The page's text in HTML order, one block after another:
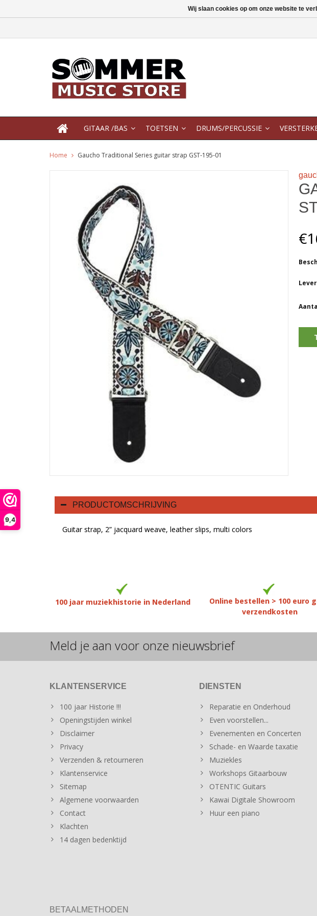
9,4
GITAAR /BAS TOETSEN DRUMS/PERCUSSIE
Home Gaucho Traditional Series guitar strap GST-195-01
PRODUCTOMSCHRIJVING
Guitar strap, 2” jacquard weave, leather slips, multi colors
100 jaar muziekhistorie in Nederland
Online bestellen > 100 euro
verzendkosten
Meld je aan voor onze nieuwsbrief
KLANTENSERVICE
100 jaar Historie !!!
Openingstijden winkel
Disclaimer
Privacy
Verzenden & retourneren
Klantenservice
Sitemap
Algemene voorwaarden
Contact
Klachten
14 dagen bedenktijd
DIENSTEN
Reparatie en Onderhoud
Even voorstellen...
Evenementen en Concerten
Schade- en Waarde taxatie
Muziekles
Workshops Gitaarbouw
OTENTIC Guitars
Kawai Digitale Showroom
Huur een piano
BETAALMETHODEN
Wij slaan cookies op om onze website te